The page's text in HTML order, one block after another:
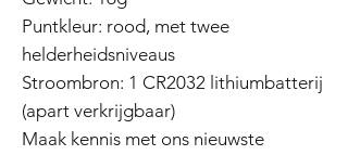
Puntkleur: rood, met twee
helderheidsniveaus
Stroombron: 1 CR2032 lithiumbatterij
(apart verkrijgbaar)
Maak kennis met ons nieuwste